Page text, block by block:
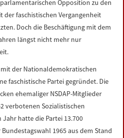
Opposition zu den
der faschistischen Vergangenheit
Doch die Beschäftigung mit dem
längst nicht mehr nur
der Nationaldemokratischen
faschistische Partei gegründet. Die
ehemaliger NSDAP-Mitglieder
verbotenen Sozialistischen
hatte die Partei 13.700
1965 aus dem Stand